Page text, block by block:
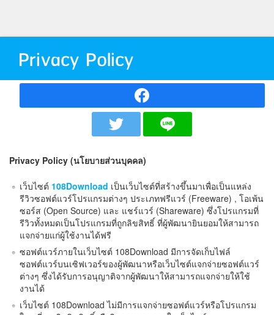
Privacy Policy
Privacy Policy (นโยบายส่วนบุคคล)
เว็บไซต์ 108Download เป็นเว็บไซต์ที่สร้างขึ้นมาเพื่อเป็นแหล่ง
รีวิวซอฟต์แวร์โปรแกรมต่างๆ ประเภทฟรีแวร์ (Freeware) , โอเพ้น
ซอร์ส (Open Source) และ แชร์แวร์ (Shareware) ซึ่งโปรแกรมที่
รีวิวทั้งหมดเป็นโปรแกรมที่ถูกลิขสิทธิ์ ที่ผู้พัฒนายินยอมให้สามารถ
แจกจ่ายแก่ผู้ใช้งานได้ฟรี
ซอฟต์แวร์ภายในเว็บไซต์ 108Download มีการจัดเก็บไฟล์
ซอฟต์แวร์บนเซิฟเวอร์ของผู้พัฒนาหรือเว็บไซต์แจกจ่ายซอฟต์แวร์
ต่างๆ ซึ่งได้รับการอนุญาติจากผู้พัฒนาให้สามารถแจกจ่ายให้ใช้
งานได้
เว็บไซต์ 108Download ไม่มีการแจกจ่ายซอฟต์แวร์หรือโปรแกรม